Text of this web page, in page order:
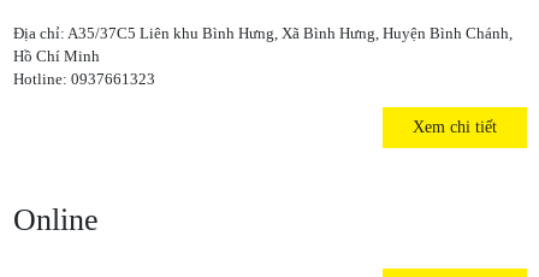
Địa chỉ: A35/37C5 Liên khu Bình Hưng, Xã Bình Hưng, Huyện Bình Chánh,
Hồ Chí Minh
Hotline: 0937661323
Xem chi tiết
Online